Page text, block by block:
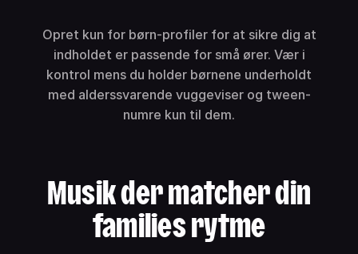
Opret kun for børn-profiler for at sikre dig at
indholdet er passende for små ører. Vær i
kontrol mens du holder børnene underholdt
med alderssvarende vuggeviser og tween-
numre kun til dem.
Musik der matcher din
families rytme